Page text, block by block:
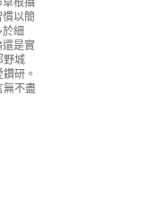
草根攝
以簡
細
還是實
野城
研。
無不盡